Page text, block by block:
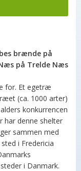
brænde på
på Trelde Næs
for. Et egetræ
(ca. 1000 arter)
konkurrencen
har denne shelter
sammen med
i Fredericia
i Danmark.